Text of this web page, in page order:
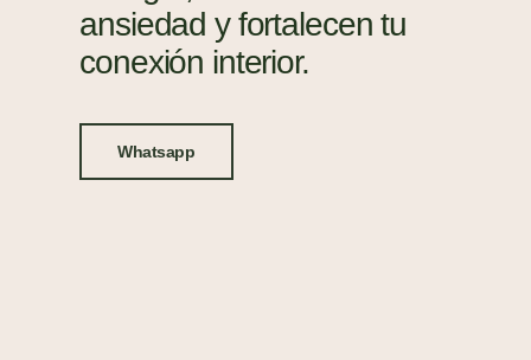
ansiedad y fortalecen tu
conexión interior.
Whatsapp